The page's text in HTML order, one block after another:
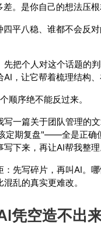
。是你自己的想法压根
平八稳、谁都不会反
把个人对这个话题的
，让它帮着梳理结构、
顺序绝不能反过来。
一篇关于团队管理的
定期复盘"——全是正确
下来，再让AI帮我整
：先写碎片，再叫AI。
乱的真实更难改。
凭空造不出